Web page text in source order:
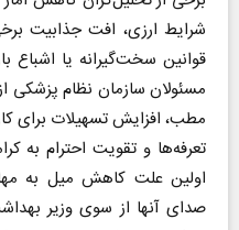
شرایط ارزی، افت جذابیت
قوانین سخت‌گیرانه یا اشباع
مسئولان سازمان نظام پزشکی
مطب، افزایش تسهیلات برای
تعرفه‌ها و تقویت احترام به
اولین علت کاهش میل به
صدای آنها از سوی وزیر